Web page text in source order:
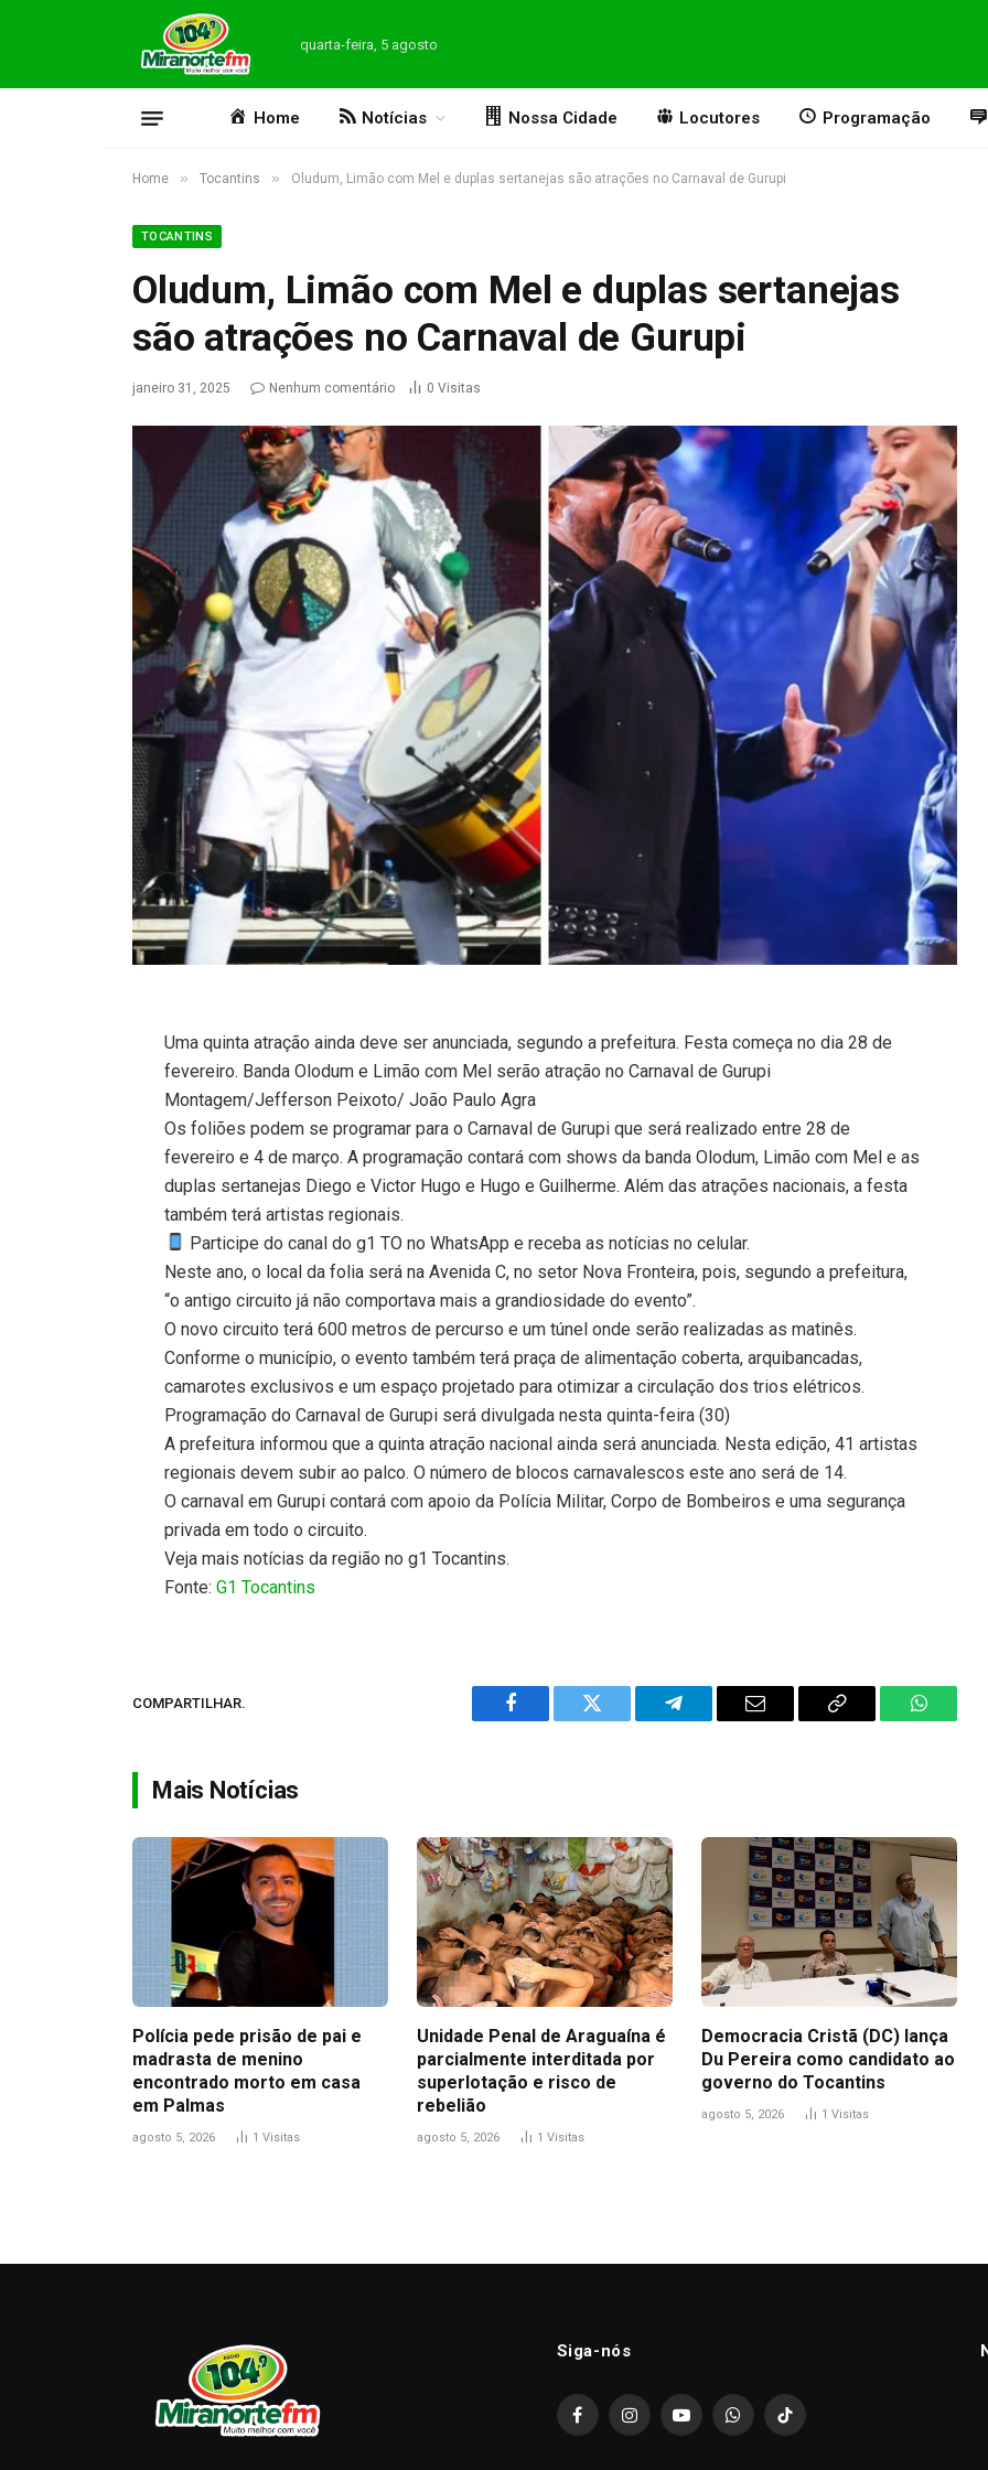
quarta-feira, 5 agosto
Home Notícias Nossa Cidade Locutores Programação
Home » Tocantins » Oludum, Limão com Mel e duplas sertanejas são atrações no Carnaval de Gurupi
TOCANTINS
Oludum, Limão com Mel e duplas sertanejas
são atrações no Carnaval de Gurupi
janeiro 31, 2025 Nenhum comentário 0 Visitas
Uma quinta atração ainda deve ser anunciada, segundo a prefeitura. Festa começa no dia 28 de
fevereiro. Banda Olodum e Limão com Mel serão atração no Carnaval de Gurupi
Montagem/Jefferson Peixoto/ João Paulo Agra
Os foliões podem se programar para o Carnaval de Gurupi que será realizado entre 28 de
fevereiro e 4 de março. A programação contará com shows da banda Olodum, Limão com Mel e as
duplas sertanejas Diego e Victor Hugo e Hugo e Guilherme. Além das atrações nacionais, a festa
também terá artistas regionais.
Participe do canal do g1 TO no WhatsApp e receba as notícias no celular.
Neste ano, o local da folia será na Avenida C, no setor Nova Fronteira, pois, segundo a prefeitura,
“o antigo circuito já não comportava mais a grandiosidade do evento”.
O novo circuito terá 600 metros de percurso e um túnel onde serão realizadas as matinês.
Conforme o município, o evento também terá praça de alimentação coberta, arquibancadas,
camarotes exclusivos e um espaço projetado para otimizar a circulação dos trios elétricos.
Programação do Carnaval de Gurupi será divulgada nesta quinta-feira (30)
A prefeitura informou que a quinta atração nacional ainda será anunciada. Nesta edição, 41 artistas
regionais devem subir ao palco. O número de blocos carnavalescos este ano será de 14.
O carnaval em Gurupi contará com apoio da Polícia Militar, Corpo de Bombeiros e uma segurança
privada em todo o circuito.
Veja mais notícias da região no g1 Tocantins.
Fonte:G1 Tocantins
COMPARTILHAR.
Facebook Twitter Telegram Email
Copy
Mais Notícias
Polícia pede prisão de pai e
madrasta de menino
encontrado morto em casa
em Palmas
agosto 5, 2026 1 Visitas
Unidade Penal de Araguaína é
parcialmente interditada por
superlotação e risco de
rebelião
agosto 5, 2026 1 Visitas
Democracia Cristã (DC) lança
Du Pereira como candidato ao
governo do Tocantins
agosto 5, 2026 1 Visitas
Siga-nós
FacebookInstagramYouTubeWhatsAppTikTok